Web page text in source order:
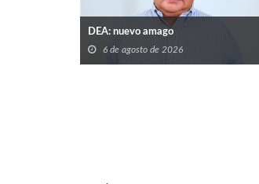
DEA: nuevo amago
6 de agosto de 2026